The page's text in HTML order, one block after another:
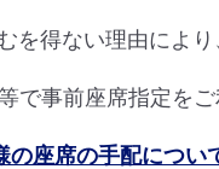
を得ない理由によ
で事前座席指定を
の座席の手配につい